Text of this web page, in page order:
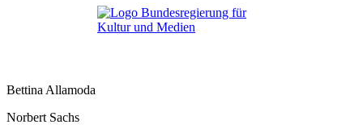
Bettina Allamoda
Norbert Sachs